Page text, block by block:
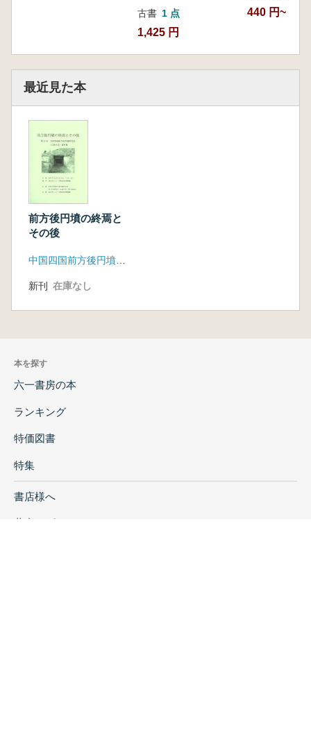
古書 1 点
1,425 円
440 円~
最近見た本
前方後円墳の終焉と
その後
新刊 在庫なし
本を探す
六一書房の本
ランキング
特価図書
特集
書店様へ
著者ログイン